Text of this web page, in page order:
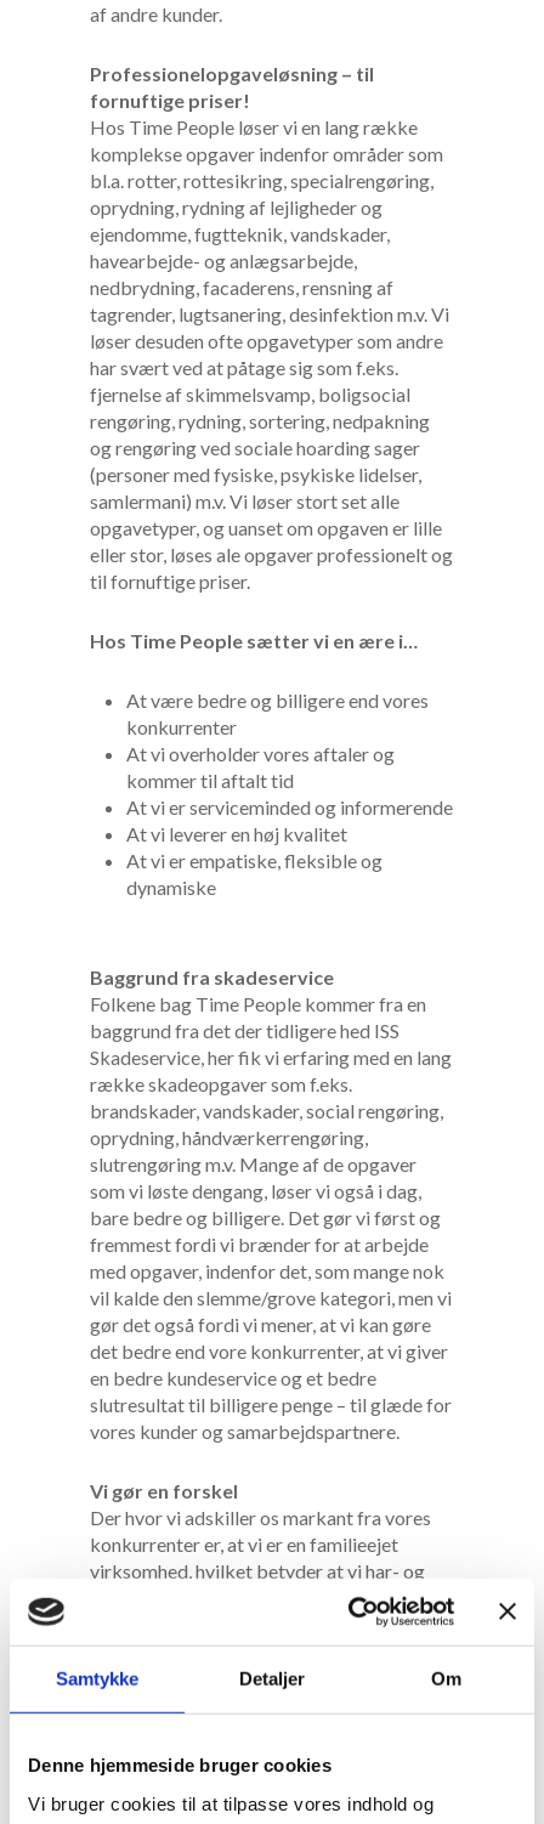
Samtykke Detaljer Om
Denne hjemmeside bruger cookies
Vi bruger cookies til at tilpasse vores indhold og
af andre kunder.
Professionelopgaveløsning – til
fornuftige priser!
Hos Time People løser vi en lang række
komplekse opgaver indenfor områder som
bl.a. rotter, rottesikring, specialrengøring,
oprydning, rydning af lejligheder og
ejendomme, fugtteknik, vandskader,
havearbejde- og anlægsarbejde,
nedbrydning, facaderens, rensning af
tagrender, lugtsanering, desinfektion m.v. Vi
løser desuden ofte opgavetyper som andre
har svært ved at påtage sig som f.eks.
fjernelse af skimmelsvamp, boligsocial
rengøring, rydning, sortering, nedpakning
og rengøring ved sociale hoarding sager
(personer med fysiske, psykiske lidelser,
samlermani) m.v. Vi løser stort set alle
opgavetyper, og uanset om opgaven er lille
eller stor, løses ale opgaver professionelt og
til fornuftige priser.
Hos Time People sætter vi en ære i…
At være bedre og billigere end vores
konkurrenter
At vi overholder vores aftaler og
kommer til aftalt tid
At vi er serviceminded og informerende
At vi leverer en høj kvalitet
At vi er empatiske, fleksible og
dynamiske
Baggrund fra skadeservice
Folkene bag Time People kommer fra en
baggrund fra det der tidligere hed ISS
Skadeservice, her fik vi erfaring med en lang
række skadeopgaver som f.eks.
brandskader, vandskader, social rengøring,
oprydning, håndværkerrengøring,
slutrengøring m.v. Mange af de opgaver
som vi løste dengang, løser vi også i dag,
bare bedre og billigere. Det gør vi først og
fremmest fordi vi brænder for at arbejde
med opgaver, indenfor det, som mange nok
vil kalde den slemme/grove kategori, men vi
gør det også fordi vi mener, at vi kan gøre
det bedre end vore konkurrenter, at vi giver
en bedre kundeservice og et bedre
slutresultat til billigere penge – til glæde for
vores kunder og samarbejdspartnere.
Vi gør en forskel
Der hvor vi adskiller os markant fra vores
konkurrenter er, at vi er en familieejet
virksomhed, hvilket betyder at vi har- og
udviser et stort personlig engagement og
involvering i vores opgaveløsninger, samt at
vi udviser en stor portion empati for vores
kunder, som i mange tilfælde står i en
situation som de er havnet i. Vi udviser
gennem dialog og samtale kunderne